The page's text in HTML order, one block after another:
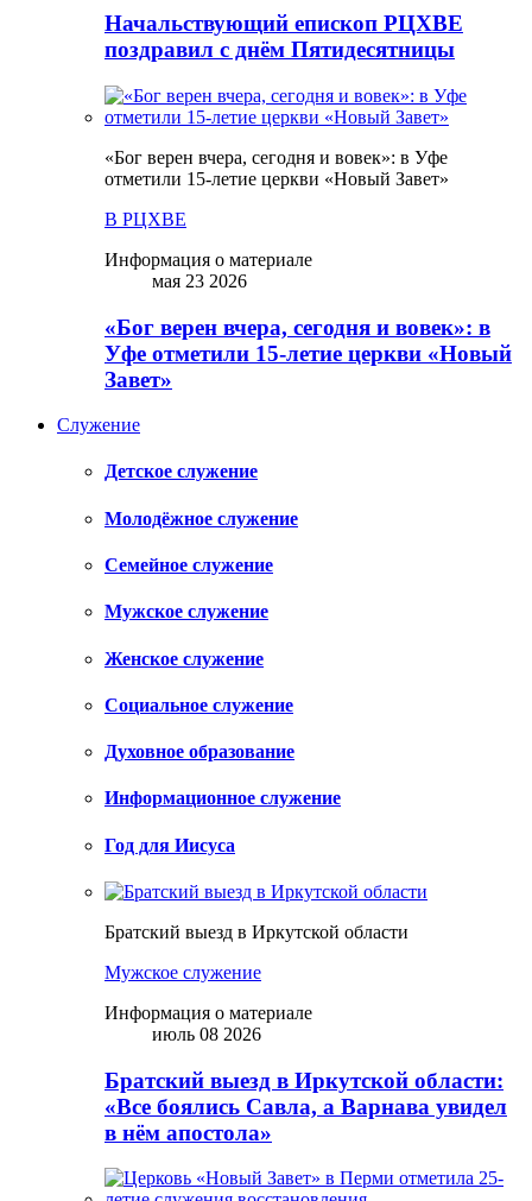
Начальствующий епископ РЦХВЕ
поздравил с днём Пятидесятницы
«Бог верен вчера, сегодня и вовек»: в Уфе
отметили 15-летие церкви «Новый Завет»
В РЦХВЕ
Информация о материале
мая 23 2026
«Бог верен вчера, сегодня и вовек»: в
Уфе отметили 15-летие церкви «Новый
Завет»
Служение
Детское служение
Молодёжное служение
Семейное служение
Мужское служение
Женское служение
Социальное служение
Духовное образование
Информационное служение
Год для Иисуса
Братский выезд в Иркутской области
Мужское служение
Информация о материале
июль 08 2026
Братский выезд в Иркутской области:
«Все боялись Савла, а Варнава увидел
в нём апостола»